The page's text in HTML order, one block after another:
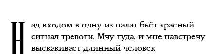
ад входом в одну из палат бьёт красный
сигнал тревоги. Мчу туда, и мне навстречу
выскакивает длинный человек